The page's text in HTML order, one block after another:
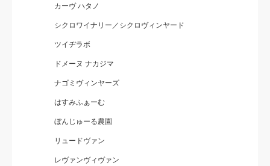
カーヴ ハタノ
シクロワイナリー／シクロヴィンヤード
ツイヂラボ
ドメーヌ ナカジマ
ナゴミヴィンヤーズ
はすみふぁーむ
ぼんじゅーる農園
リュードヴァン
レヴァンヴィヴァン